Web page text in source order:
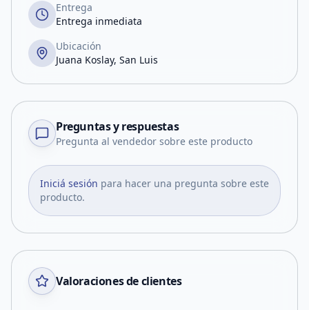
Entrega
Entrega inmediata
Ubicación
Juana Koslay, San Luis
Preguntas y respuestas
Pregunta al vendedor sobre este producto
Iniciá sesión para hacer una pregunta sobre este
producto.
Valoraciones de clientes